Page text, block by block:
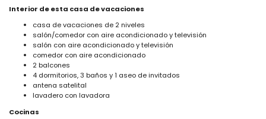
Interior de esta casa de vacaciones
casa de vacaciones de 2 niveles
salón/comedor con aire acondicionado y televisión
salón con aire acondicionado y televisión
comedor con aire acondicionado
2 balcones
4 dormitorios, 3 baños y 1 aseo de invitados
antena satelital
lavadero con lavadora
Cocinas